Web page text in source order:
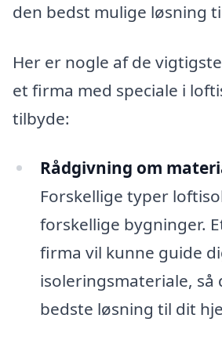
den bedst mulige løsning
Her er nogle af de
et firma med speciale i
tilbyde:
Rådgivning om
Forskellige typer
forskellige bygninger.
firma vil kunne guide
isoleringsmateriale, så
bedste løsning til dit